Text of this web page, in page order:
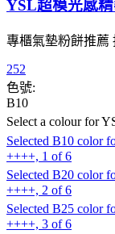
YSL超模光感
專櫃氣墊粉餅推薦
252
色號:
B10
Select a colourfor
Selected B10 color
++++, 1 of 6
Selected B20 color
++++, 2 of 6
Selected B25 color
++++, 3 of 6